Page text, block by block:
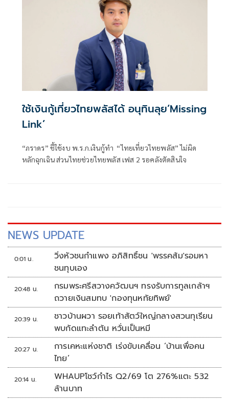
ใช้เงินกู้เที่ยวไทยพลัสได้ อนุทินลุย‘Missing
Link’
“ภราดร” ชี้ใช้งบ พ.ร.ก.เงินกู้ทำ “ไทยเที่ยวไทยพลัส” ไม่ผิด
หลักฉุกเฉิน ส่วนไทยช่วยไทยพลัส เฟส 2 รอคลังตัดสินใจ
NEWS UPDATE
0:01 น.
วิ่งหัวชนกำแพง อภิสิทธิ์ชน 'พรรคส้ม'รอมหา
ชนทุบเอง
20:48 น.
กรมพระศรีสวางควัฒนฯ ทรงรับการทูลเกล้าฯ
ถวายเงินสมทบ 'กองทุนหทัยทิพย์'
20:39 น.
ชาวบ้านผวา รอยเท้าสัตว์ใหญ่กลางสวนทุเรียน
พบกัดแทะลำต้น หวั่นเป็นหมี
20:27 น.
การเคหะแห่งชาติ เร่งขับเคลื่อน ‘บ้านเพื่อคน
ไทย’
20:14 น.
WHAUPโชว์กำไร Q2/69 โต 276%แตะ 532
ล้านบาท